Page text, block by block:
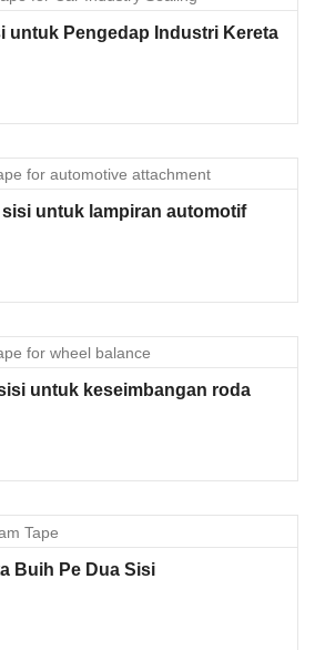
untuk Pengedap Industri Kereta
untuk lampiran automotif
untuk keseimbangan roda
Buih Pe Dua Sisi